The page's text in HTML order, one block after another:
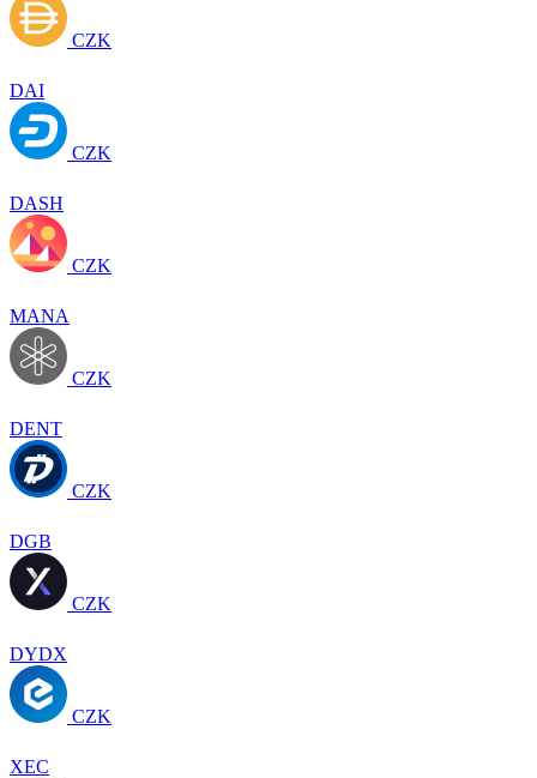
CZK
DAI
CZK
DASH
CZK
MANA
CZK
DENT
CZK
DGB
CZK
DYDX
CZK
XEC